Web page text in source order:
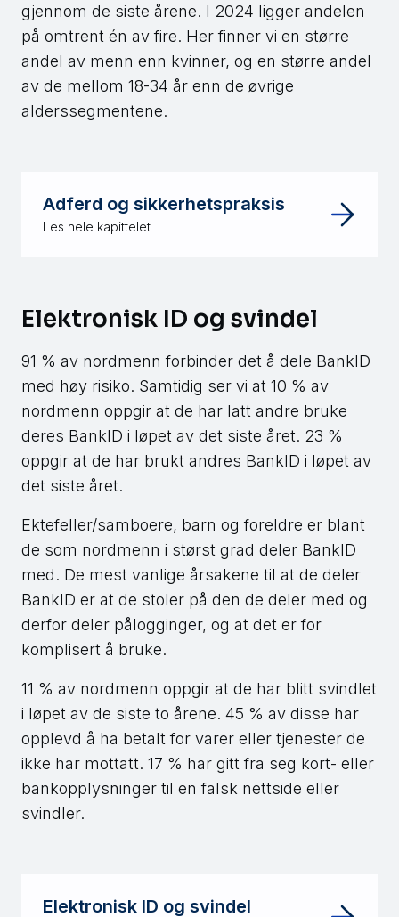
gjennom de siste årene. I 2024 ligger andelen
på omtrent én av fire. Her finner vi en større
andel av menn enn kvinner, og en større andel
av de mellom 18-34 år enn de øvrige
alderssegmentene.
Adferd og sikkerhetspraksis
Les hele kapittelet
Elektronisk ID og svindel
91 % av nordmenn forbinder det å dele BankID
med høy risiko. Samtidig ser vi at 10 % av
nordmenn oppgir at de har latt andre bruke
deres BankID i løpet av det siste året. 23 %
oppgir at de har brukt andres BankID i løpet av
det siste året.
Ektefeller/samboere, barn og foreldre er blant
de som nordmenn i størst grad deler BankID
med. De mest vanlige årsakene til at de deler
BankID er at de stoler på den de deler med og
derfor deler pålogginger, og at det er for
komplisert å bruke.
11 % av nordmenn oppgir at de har blitt svindlet
i løpet av de siste to årene. 45 % av disse har
opplevd å ha betalt for varer eller tjenester de
ikke har mottatt. 17 % har gitt fra seg kort- eller
bankopplysninger til en falsk nettside eller
svindler.
Elektronisk ID og svindel